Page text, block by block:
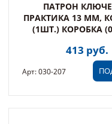
ПАТРОН
ПРАКТИКА 13 ММ,
(1ШТ.) КОРОБКА
413 руб.
Арт: 030-207